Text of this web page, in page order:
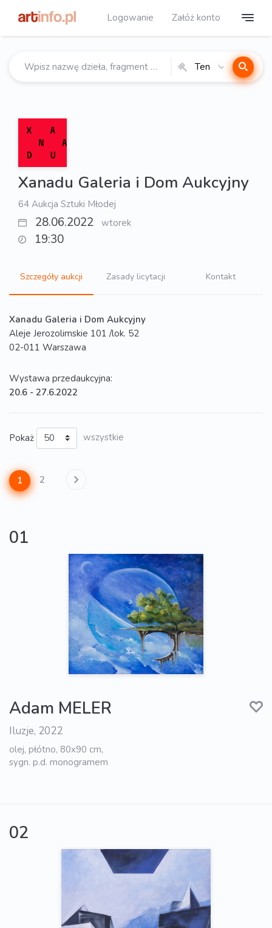
Logowanie Załóż konto
Ten
Xanadu Galeria i Dom Aukcyjny
64 Aukcja Sztuki Młodej
28.06.2022 wtorek
19:30
Szczegóły aukcji Zasady licytacji Kontakt
Xanadu Galeria i Dom Aukcyjny
Aleje Jerozolimskie 101 /lok. 52
02-011 Warszawa
Wystawa przedaukcyjna:
20.6 - 27.6.2022
Pokaż wszystkie
1 2
01
Adam MELER
Iluzje, 2022
olej, płótno, 80x90 cm,
sygn. p.d. monogramem
02